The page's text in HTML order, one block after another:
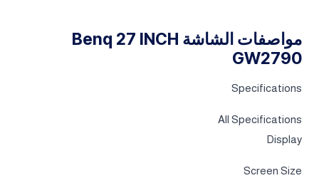
مواصفات الشاشة Benq 27 INCH
GW2790
Specifications
All Specifications
Display
Screen Size